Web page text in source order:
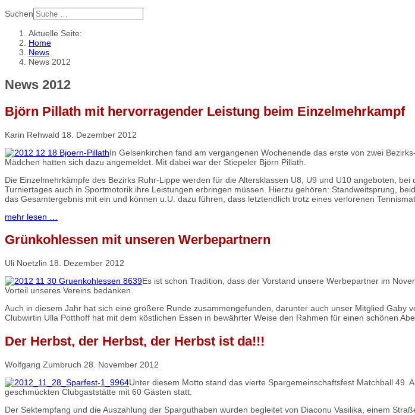
Suchen
Aktuelle Seite:
Home
News
News 2012
News 2012
Björn Pillath mit hervorragender Leistung beim Einzelmehrkampf
Karin Rehwald 18. Dezember 2012
In Gelsenkirchen fand am vergangenen Wochenende das erste von zwei
Mädchen hatten sich dazu angemeldet. Mit dabei war der Stiepeler Björn Pillath.
Die Einzelmehrkämpfe des Bezirks Ruhr-Lippe werden für die Altersklassen U8, U9 und U10 angeboten,
Turniertages auch in Sportmotorik ihre Leistungen erbringen müssen. Hierzu gehören: Standweitsprung,
das Gesamtergebnis mit ein und können u.U. dazu führen, dass letztendlich trotz eines verlorenen
mehr lesen …
Grünkohlessen mit unseren Werbepartnern
Uli Noetzlin 18. Dezember 2012
Es ist schon Tradition, dass der Vorstand unsere Werbepartner im
Vorteil unseres Vereins bedanken.
Auch in diesem Jahr hat sich eine größere Runde zusammengefunden, darunter auch unser Mitglied
Clubwirtin Ulla Potthoff hat mit dem köstlichen Essen in bewährter Weise den Rahmen für einen schönen
Der Herbst, der Herbst, der Herbst ist da!!!
Wolfgang Zumbruch 28. November 2012
Unter diesem Motto stand das vierte Spargemeinschaftsfest Matchball 49.
geschmückten Clubgaststätte mit 60 Gästen statt.
Der Sektempfang und die Auszahlung der Sparguthaben wurden begleitet von Diaconu Vasilika, einem